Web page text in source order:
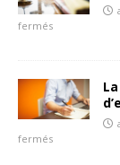
fermés
fermés